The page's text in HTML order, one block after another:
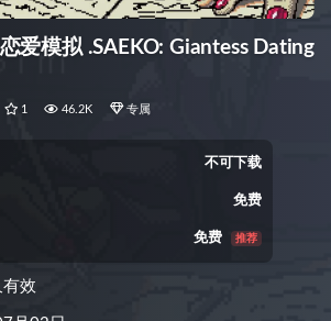
爱模拟 .SAEKO: Giantess Dating
1 46.2K 专属
不可下载
免费
免费 推荐
效